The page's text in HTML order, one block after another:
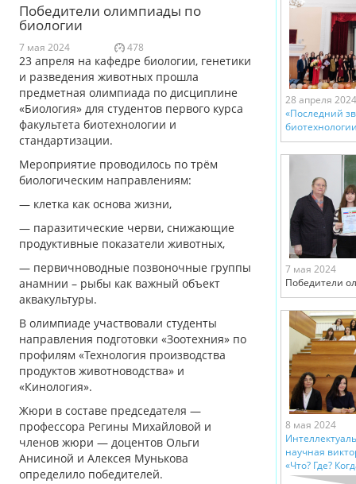
Победители олимпиады по
биологии
7 мая 2024 478
23 апреля на кафедре биологии, генетики
и разведения животных прошла
предметная олимпиада по дисциплине
«Биология» для студентов первого курса
факультета биотехнологии и
стандартизации.
Мероприятие проводилось по трём
биологическим направлениям:
— клетка как основа жизни,
— паразитические черви, снижающие
продуктивные показатели животных,
— первичноводные позвоночные группы
анамнии – рыбы как важный объект
аквакультуры.
В олимпиаде участвовали студенты
направления подготовки «Зоотехния» по
профилям «Технология производства
продуктов животноводства» и
«Кинология».
Жюри в составе председателя —
профессора Регины Михайловой и
членов жюри — доцентов Ольги
Анисиной и Алексея Мунькова
определило победителей.
28 апреля 2024
«Последний
7 мая 2024
Победители
8 мая 2024
научная
«Что? Где?